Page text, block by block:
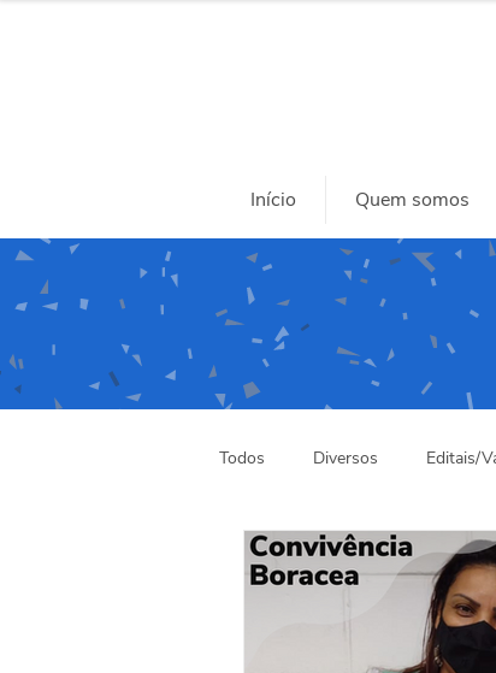
Início Quem somos
Todos Diversos Editais/
Ação Social Habitação